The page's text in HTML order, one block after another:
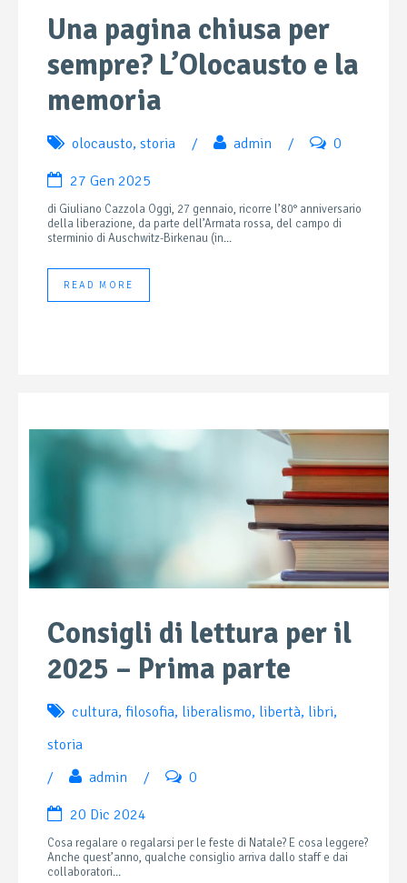
Una pagina chiusa per
sempre? L’Olocausto e la
memoria
olocausto, storia / admin / 0
27 Gen 2025
di Giuliano Cazzola Oggi, 27 gennaio, ricorre l’80° anniversario
della liberazione, da parte dell’Armata rossa, del campo di
sterminio di Auschwitz-Birkenau (in...
READ MORE
Consigli di lettura per il
2025 – Prima parte
cultura, filosofia, liberalismo, libertà, libri,
storia
/
admin / 0
20 Dic 2024
Cosa regalare o regalarsi per le feste di Natale? E cosa leggere?
Anche quest’anno, qualche consiglio arriva dallo staff e dai
collaboratori...